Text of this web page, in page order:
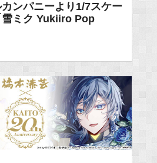
ンパニーより1/7スケー
ミク Yukiiro Pop